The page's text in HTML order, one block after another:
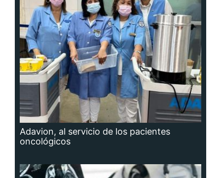
Adavion, al servicio de los pacientes
oncológicos